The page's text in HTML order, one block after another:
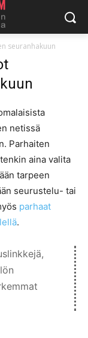
seuranhakuun
netissä
Parhaiten
aina valita
tarpeen
seurustelu- tai
parhaat
.